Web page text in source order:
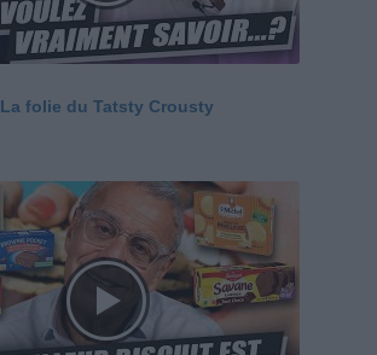
La folie du Tatsty Crousty